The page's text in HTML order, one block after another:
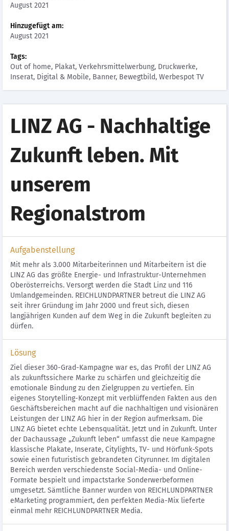
August 2021
Hinzugefügt am:
August 2021
Tags:
Out of home, Plakat, Verkehrsmittelwerbung, Druckwerke,
Inserat, Digital & Mobile, Banner, Bewegtbild, Werbespot TV
LINZ AG - Nachhaltige
Zukunft leben. Mit
unserem
Regionalstrom
Aufgabenstellung
Mit mehr als 3.000 Mitarbeiterinnen und Mitarbeitern ist die
LINZ AG das größte Energie- und Infrastruktur-Unternehmen
Oberösterreichs. Versorgt werden die Stadt Linz und 116
Umlandgemeinden. REICHLUNDPARTNER betreut die LINZ AG
seit ihrer Gründung im Jahr 2000 und freut sich, diesen
langjährigen Kunden auf dem Weg in die Zukunft begleiten zu
dürfen.
Lösung
Ziel dieser 360-Grad-Kampagne war es, das Profil der LINZ AG
als zukunftssichere Marke zu schärfen und gleichzeitig die
emotionale Bindung zu den Zielgruppen zu vertiefen. Ein
eigenes Storytelling-Konzept mit verblüffenden Fakten aus den
Geschäftsbereichen macht auf die nachhaltigen und visionären
Leistungen der LINZ AG hier in der Region aufmerksam. Die
LINZ AG bietet echte Lebensqualität. Jetzt und in Zukunft. Unter
der Dachaussage „Zukunft leben“ umfasst die neue Kampagne
klassische Plakate, Inserate, Citylights, TV- und Hörfunk-Spots
sowie einen futuristisch gebrandeten Cityrunner. Im digitalen
Bereich werden verschiedenste Social-Media- und Online-
Formate bespielt und impactstarke Sonderwerbeformen
umgesetzt. Sämtliche Banner wurden von REICHLUNDPARTNER
eMarketing programmiert, den perfekten Media-Mix lieferte
einmal mehr REICHLUNDPARTNER Media.